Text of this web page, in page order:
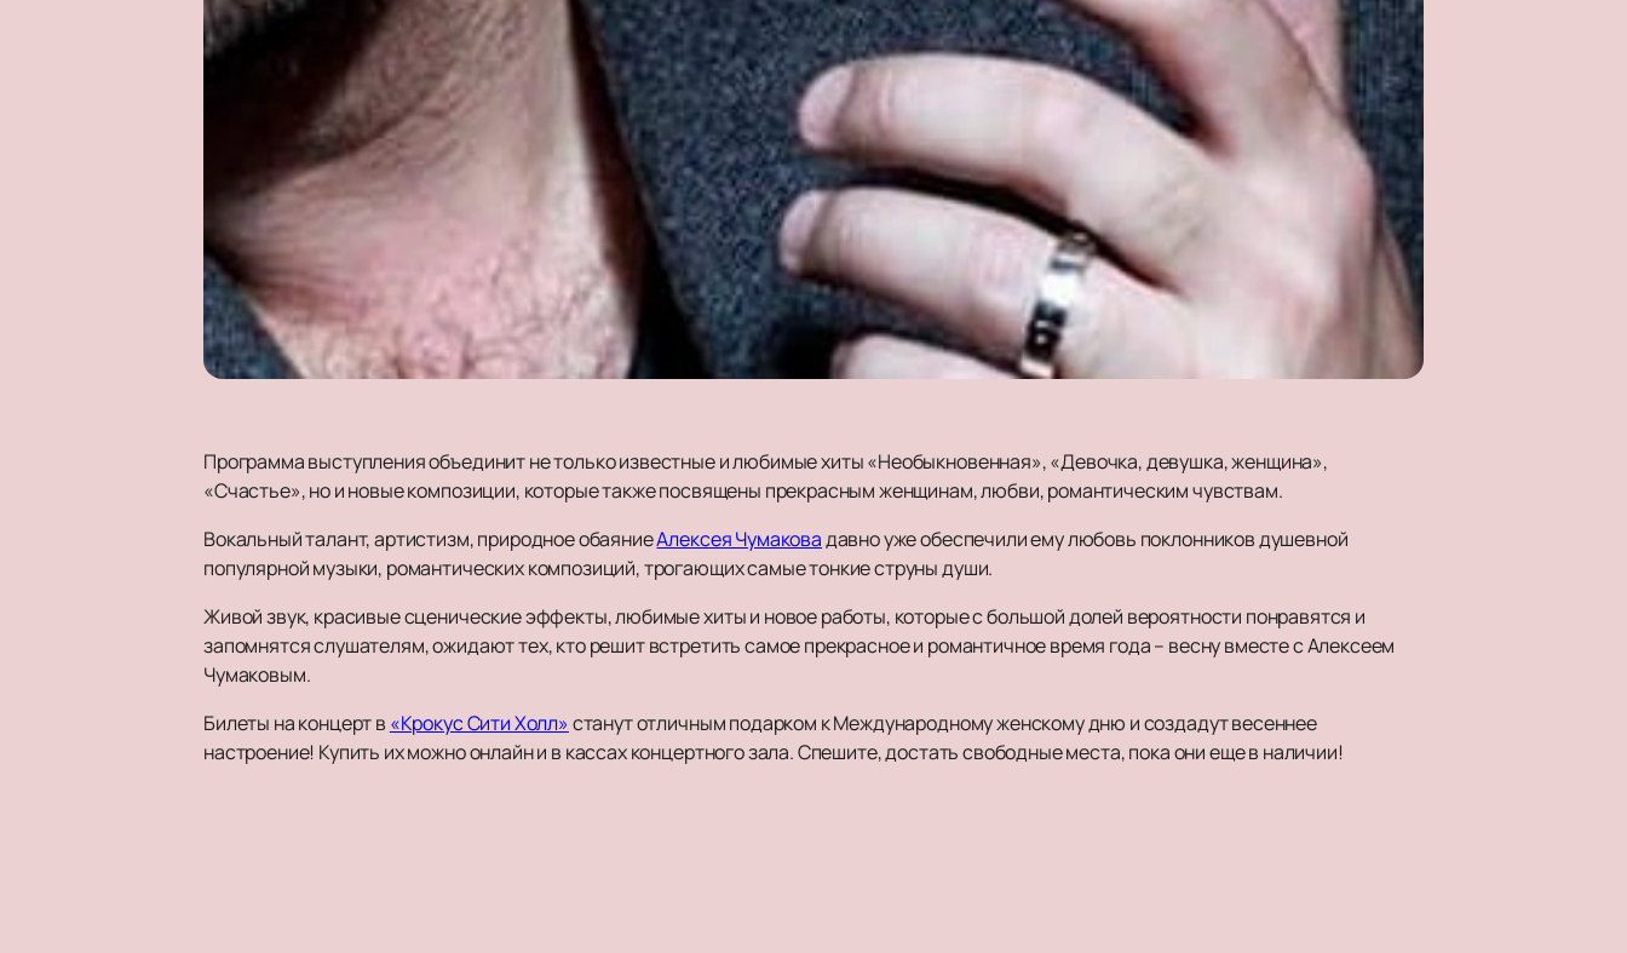
Программа выступления объединит не только известные и любимые хиты «Необыкновенная», «Девочка, девушка, женщина»,
«Счастье», но и новые композиции, которые также посвящены прекрасным женщинам, любви, романтическим чувствам.
Вокальный талант, артистизм, природное обаяниеАлексея Чумаковадавно уже обеспечили ему любовь поклонников душевной
популярной музыки, романтических композиций, трогающих самые тонкие струны души.
Живой звук, красивые сценические эффекты, любимые хиты и новое работы, которые с большой долей вероятности понравятся и
запомнятся слушателям, ожидают тех, кто решит встретить самое прекрасное и романтичное время года – весну вместе с Алексеем
Чумаковым.
Билеты на концерт в «Крокус Сити Холл» станут отличным подарком к Международному женскому дню и создадут весеннее
настроение! Купить их можно онлайн и в кассах концертного зала. Спешите, достать свободные места, пока они еще в наличии!